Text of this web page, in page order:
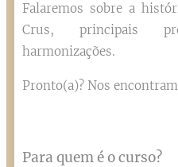
Falaremos sobre a
Crus, principais
harmonizações.
Pronto(a)? Nos
Para quem é o curso?